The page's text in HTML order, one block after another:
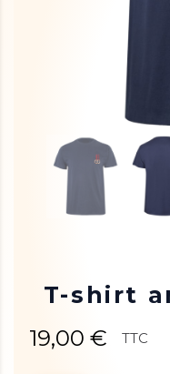
T-shirt
19,00 € TTC